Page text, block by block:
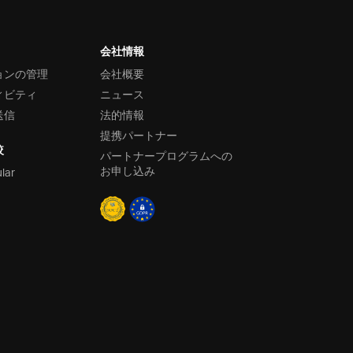
の管理
ティ
会社情報
会社概要
ニュース
法的情報
提携パートナー
パートナープログラムへの
お申し込み